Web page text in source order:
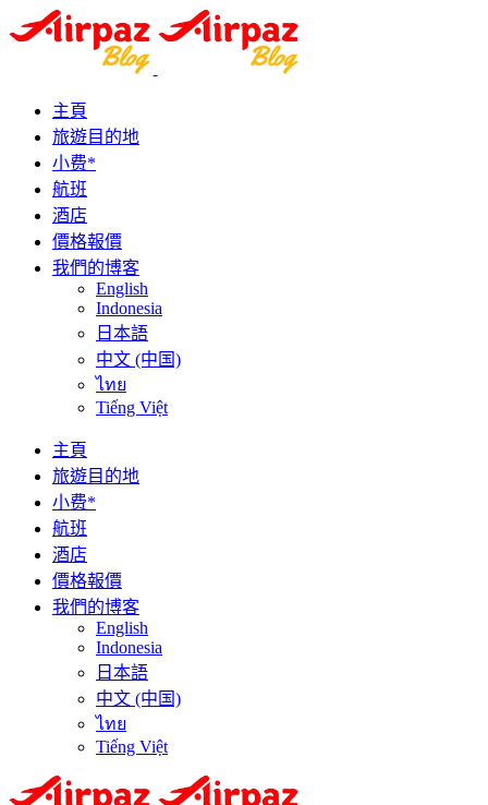
主頁
旅遊目的地
小费*
航班
酒店
價格報價
我們的博客
English
Indonesia
日本語
中文 (中国)
ไทย
Tiếng Việt
主頁
旅遊目的地
小费*
航班
酒店
價格報價
我們的博客
English
Indonesia
日本語
中文 (中国)
ไทย
Tiếng Việt